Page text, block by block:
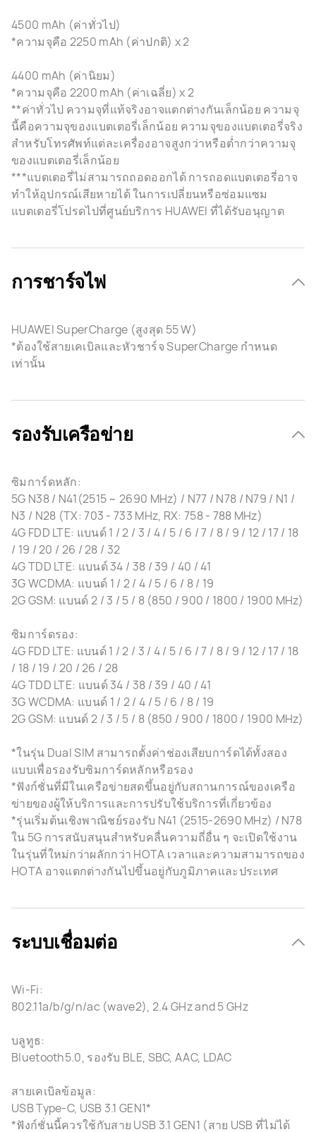
4500 mAh (ค่าทั่วไป)
*ความจุคือ 2250 mAh (ค่าปกติ) x 2
4400 mAh (ค่านิยม)
*ความจุคือ 2200 mAh (ค่าเฉลี่ย) x 2
**ค่าทั่วไป ความจุที่แท้จริงอาจแตกต่างกันเล็กน้อย ความจุ
นี้คือความจุของแบตเตอรี่เล็กน้อย ความจุของแบตเตอรี่จริง
สำหรับโทรศัพท์แต่ละเครื่องอาจสูงกว่าหรือต่ำกว่าความจุ
ของแบตเตอรี่เล็กน้อย
***แบตเตอรี่ไม่สามารถถอดออกได้ การถอดแบตเตอรี่อาจ
ทำให้อุปกรณ์เสียหายได้ ในการเปลี่ยนหรือซ่อมแซม
แบตเตอรี่โปรดไปที่ศูนย์บริการ HUAWEI ที่ได้รับอนุญาต
การชาร์จไฟ
HUAWEI SuperCharge (สูงสุด 55 W)
*ต้องใช้สายเคเบิลและหัวชาร์จ SuperCharge กำหนด
เท่านั้น
รองรับเครือข่าย
ซิมการ์ดหลัก:
5G N38 / N41(2515 ~ 2690 MHz) / N77 / N78 / N79 / N1 /
N3 / N28 (TX: 703 - 733 MHz, RX: 758 - 788 MHz)
4G FDD LTE: แบนด์ 1 / 2 / 3 / 4 / 5 / 6 / 7 / 8 / 9 / 12 / 17 / 18
/ 19 / 20 / 26 / 28 / 32
4G TDD LTE: แบนด์ 34 / 38 / 39 / 40 / 41
3G WCDMA: แบนด์ 1 / 2 / 4 / 5 / 6 / 8 / 19
2G GSM: แบนด์ 2 / 3 / 5 / 8 (850 / 900 / 1800 / 1900 MHz)
ซิมการ์ดรอง:
4G FDD LTE: แบนด์ 1 / 2 / 3 / 4 / 5 / 6 / 7 / 8 / 9 / 12 / 17 / 18
/ 18 / 19 / 20 / 26 / 28
4G TDD LTE: แบนด์ 34 / 38 / 39 / 40 / 41
3G WCDMA: แบนด์ 1 / 2 / 4 / 5 / 6 / 8 / 19
2G GSM: แบนด์ 2 / 3 / 5 / 8 (850 / 900 / 1800 / 1900 MHz)
*ในรุ่น Dual SIM สามารถตั้งค่าช่องเสียบการ์ดได้ทั้งสอง
แบบเพื่อรองรับซิมการ์ดหลักหรือรอง
*ฟังก์ชั่นที่มีในเครือข่ายสดขึ้นอยู่กับสถานการณ์ของเครือ
ข่ายของผู้ให้บริการและการปรับใช้บริการที่เกี่ยวข้อง
*รุ่นเริ่มต้นเชิงพาณิชย์รองรับ N41 (2515-2690 MHz) / N78
ใน 5G การสนับสนุนสำหรับคลื่นความถี่อื่น ๆ จะเปิดใช้งาน
ในรุ่นที่ใหม่กว่าผลักกว่า HOTA เวลาและความสามารถของ
HOTA อาจแตกต่างกันไปขึ้นอยู่กับภูมิภาคและประเทศ
ระบบเชื่อมต่อ
Wi-Fi:
802.11a/b/g/n/ac (wave2), 2.4 GHz and 5 GHz
บลูทูธ:
Bluetooth5.0, รองรับ BLE, SBC, AAC, LDAC
สายเคเบิลข้อมูล:
USB Type-C, USB 3.1 GEN1*
*ฟังก์ชั่นนี้ควรใช้กับสาย USB 3.1 GEN1 (สาย USB ที่ไม่ได้